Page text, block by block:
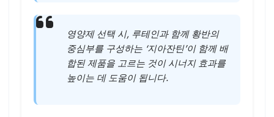
영양제 선택 시, 루테인과 함께 황반의
중심부를 구성하는 ‘지아잔틴’이 함께 배
합된 제품을 고르는 것이 시너지 효과를
높이는 데 도움이 됩니다.